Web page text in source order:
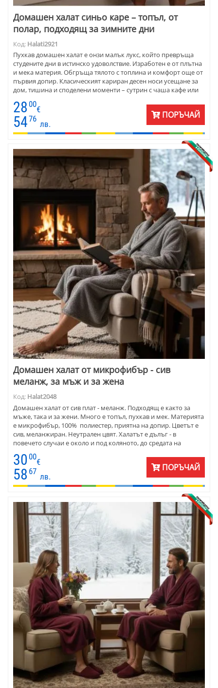
Домашен халат синьо каре – топъл, от
полар, подходящ за зимните дни
Код: Halati2921
Пухкав домашен халат е онзи малък лукс, който превръща
студените дни в истинско удоволствие. Изработен е от плътна
и мека материя. Обгръща тялото с топлина и комфорт още от
първия допир. Класическият кариран десен носи усещане за
дом, тишина и споделени моменти – сутрин с чаша кафе или
и за жени. Той е практичен избор за ежедневието у дома и
чудесна идея за подарък през есенно-зимния сезон. Топъл,
удобен и създаден за истински релакс.
28 00
€
5476
лв.
ПОРЪЧАЙ
Домашен халат от микрофибър - сив
меланж, за мъж и за жена
Код: Halat2048
Домашен халат от сив плат - меланж. Подходящ е както за
мъже, така и за жени. Много е топъл, пухкав и мек. Материята
е микрофибър, 100% полиестер, приятна на допир. Цветът е
сив, меланжиран. Неутрален цвят. Халатът е дълъг - в
повечето случаи е около и под коляното, до средата на
прасеца.
30 00
€
58 67
лв.
ПОРЪЧАЙ